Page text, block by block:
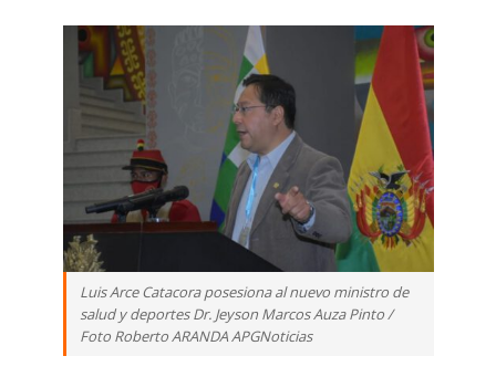
Luis Arce Catacora posesiona al nuevo ministro de
salud y deportes Dr. Jeyson Marcos Auza Pinto /
Foto Roberto ARANDA APGNoticias